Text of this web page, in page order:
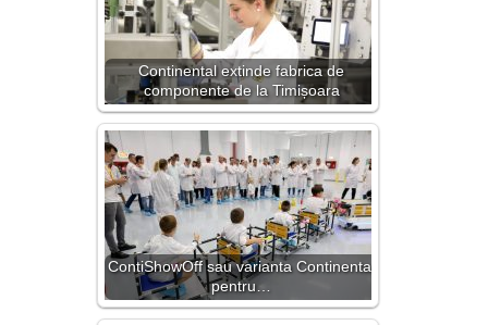
Continental extinde fabrica de
componente de la Timișoara
ContiShowOff sau varianta Continental
pentru…